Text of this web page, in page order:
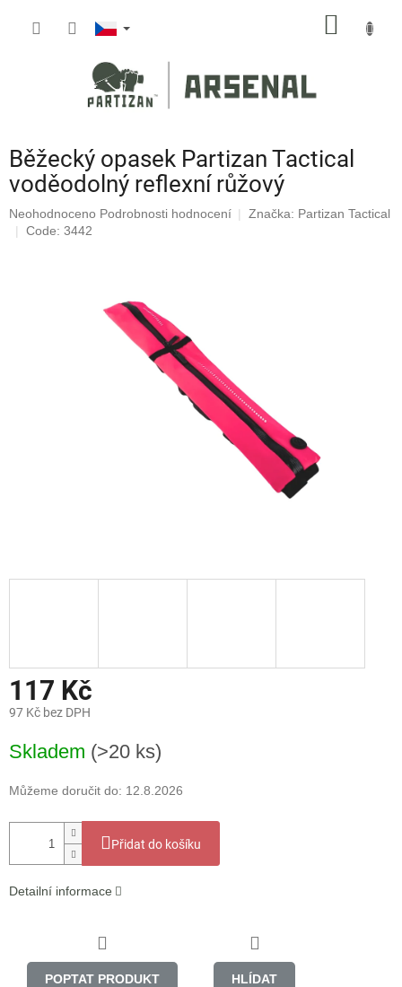
Běžecký opasek Partizan Tactical
voděodolný reflexní růžový
Průměrné
hodnocení
Neohodnoceno Podrobnosti hodnocení Značka: Partizan Tactical
Code: 3442
117 Kč
97 Kč bez DPH
cena:
Skladem (>20 ks)
Můžeme doručit do: 12.8.2026
Přidat do košíku
Detailní informace
POPTAT PRODUKT HLÍDAT